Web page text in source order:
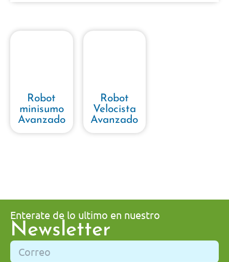
Robot
minisumo
Avanzado
Robot
Velocista
Avanzado
Enterate de lo ultimo en nuestro
Newsletter